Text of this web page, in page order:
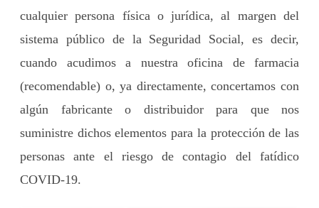
cualquier persona física o jurídica, al margen del
sistema público de la Seguridad Social, es decir,
cuando acudimos a nuestra oficina de farmacia
(recomendable) o, ya directamente, concertamos con
algún fabricante o distribuidor para que nos
suministre dichos elementos para la protección de las
personas ante el riesgo de contagio del fatídico
COVID-19.